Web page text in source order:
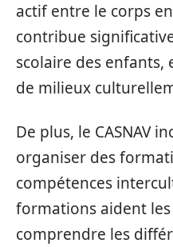
actif entre le corps
contribue
scolaire des enfants,
de milieux
De plus, le CASNAV
organiser des
compétences
formations aident
comprendre les